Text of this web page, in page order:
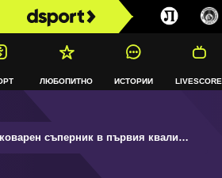
ЛЮБОПИТНО ИСТОРИИ LIVESCORE
в първия квалификационен кръг в Шампионската лига